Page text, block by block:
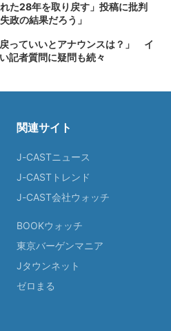
た28年を取り戻す」投稿に批判
政の結果だろう」
戻っていいとアナウンスは？」 イ
記者質問に疑問も続々
関連サイト
J-CASTニュース
J-CASTトレンド
J-CAST会社ウォッチ
BOOKウォッチ
東京バーゲンマニア
Jタウンネット
ゼロまる